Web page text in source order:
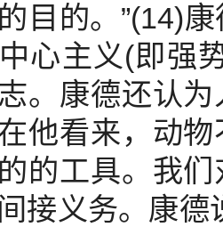
目的。”(14)
心主义(即强
。康德还认
他看来，动
的工具。我
接义务。康德